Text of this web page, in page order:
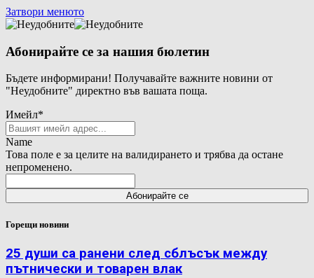
Затвори менюто
Абонирайте се за нашия бюлетин
Бъдете информирани! Получавайте важните новини от
"Неудобните" директно във вашата поща.
Имейл*
Name
Това поле е за целите на валидирането и трябва да остане
непроменено.
Горещи новини
25 души са ранени след сблъсък между
пътнически и товарен влак